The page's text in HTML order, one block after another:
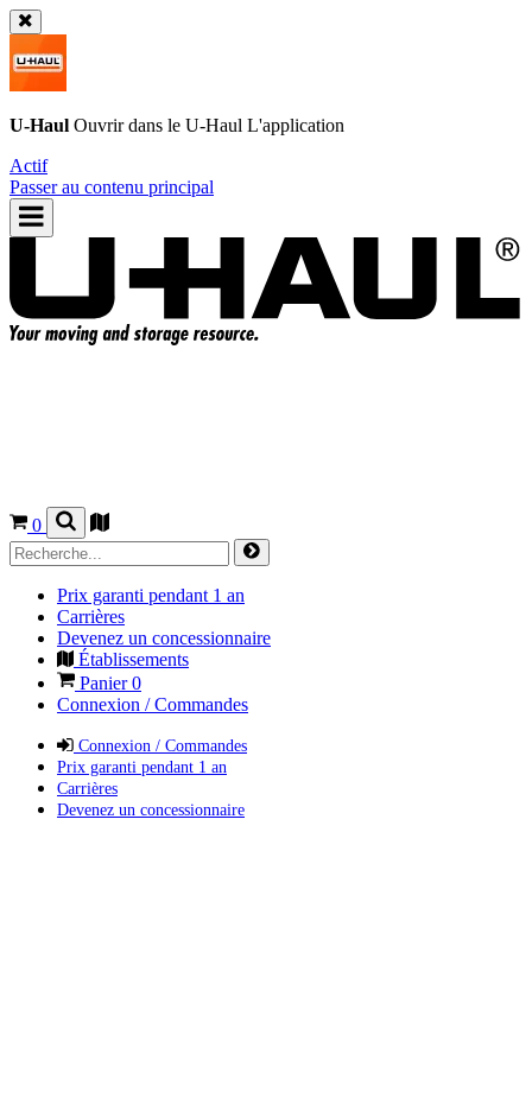
U-Haul Ouvrir dans le U-Haul L'application
Actif
Passer au contenu principal
0
Prix garanti pendant 1 an
Carrières
Devenez un concessionnaire
Établissements
Panier0
Connexion / Commandes
Connexion / Commandes
Prix garanti pendant 1 an
Carrières
Devenez un concessionnaire